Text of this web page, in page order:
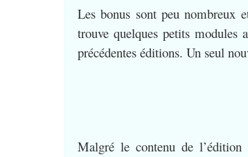
Les bonus sont peu nombreux
trouve quelques petits modules
précédentes éditions. Un seul
Malgré le contenu de